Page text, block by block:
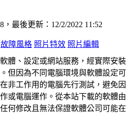
，最後更新：12/2/2022 11:52
故障風格 照片特效 照片編輯
體、設定或網站服務，經實際安裝
但因為不同電腦環境與軟體設定可
非工作用的電腦先行測試，避免因
或電腦運作。從本站下載的軟體由
何修改且無法保證軟體公司可能在